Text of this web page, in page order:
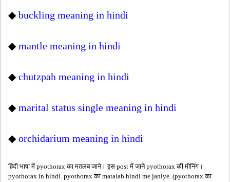
◆buckling meaning in hindi
◆mantle meaning in hindi
◆chutzpah meaning in hindi
◆marital status single meaning in hindi
◆orchidarium meaning in hindi
हिंदी भाषा में pyothorax का मतलब जाने। इस post में जाने pyothorax की मीनिंग।
pyothorax in hindi. pyothorax का matalab hindi me janiye. (pyothorax का